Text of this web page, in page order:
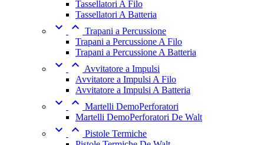
Tassellatori A Filo
Tassellatori A Batteria
  Trapani a Percussione
Trapani a Percussione A Filo
Trapani a Percussione A Batteria
  Avvitatore a Impulsi
Avvitatore a Impulsi A Filo
Avvitatore a Impulsi A Batteria
  Martelli DemoPerforatori
Martelli DemoPerforatori De Walt
  Pistole Termiche